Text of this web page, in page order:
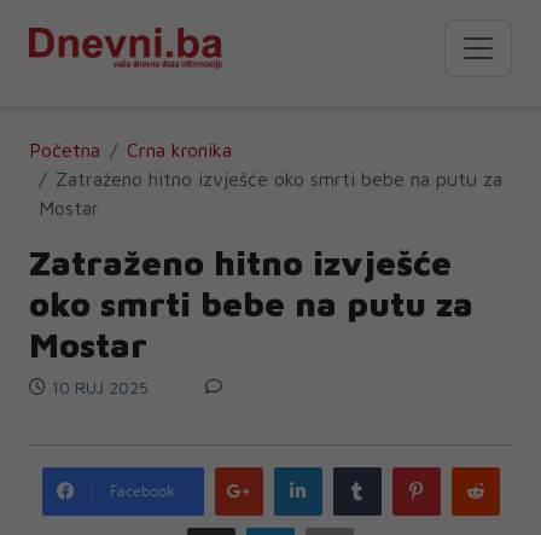
Početna
Crna kronika
Zatraženo hitno izvješće oko smrti bebe na putu za
Mostar
Zatraženo hitno izvješće
oko smrti bebe na putu za
Mostar
10 RUJ 2025
Facebook
Google
plus
LinkedIn Tumblr Pinterest